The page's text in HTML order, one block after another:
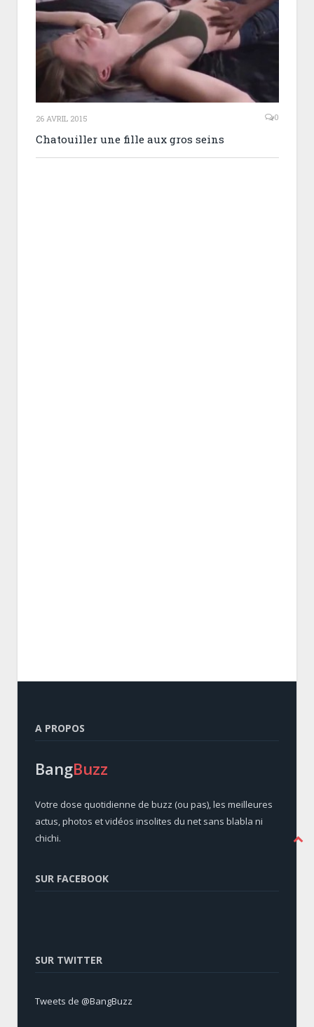
26 AVRIL 2015 0
Chatouiller une fille aux gros seins
A PROPOS
BangBuzz
Votre dose quotidienne de buzz (ou pas), les meilleures
actus, photos et vidéos insolites du net sans blabla ni
chichi.
SUR FACEBOOK
SUR TWITTER
Tweets de @BangBuzz